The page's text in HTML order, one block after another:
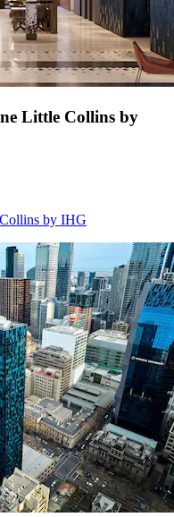
Little Collins by
by IHG